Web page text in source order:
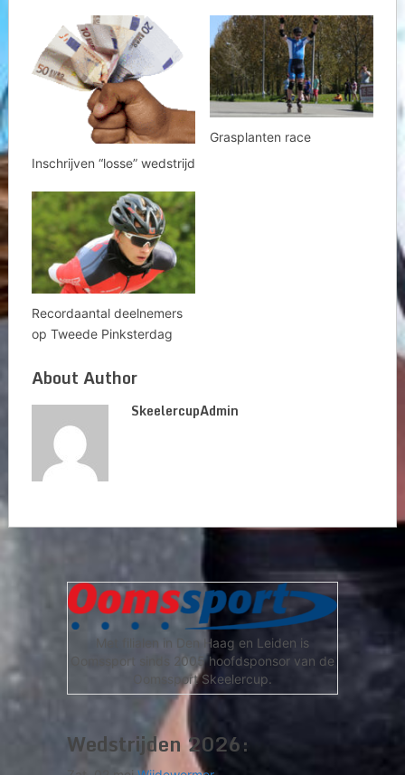
Inschrijven “losse” wedstrijd
Grasplanten race
Recordaantal deelnemers
op Tweede Pinksterdag
About Author
SkeelercupAdmin
Met filialen in Den Haag en Leiden is
Oomssport sinds 2005 hoofdsponsor van de
Oomssport Skeelercup.
Wedstrijden 2026: